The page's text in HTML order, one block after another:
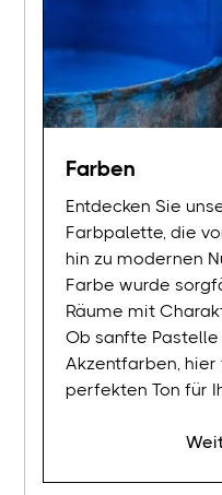
Farben
Entdecken Sie
Farbpalette, die
hin zu modernen
Farbe wurde
Räume mit
Ob sanfte
Akzentfarben, hier
perfekten Ton für